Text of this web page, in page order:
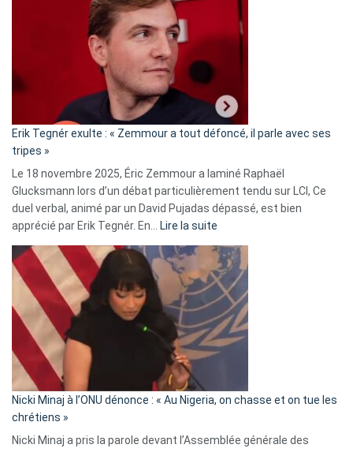
d’alliance
secrète
«
C’est
fake
news
»
Erik Tegnér exulte : « Zemmour a tout défoncé, il parle avec ses
tripes »
Le 18 novembre 2025, Éric Zemmour a laminé Raphaël
Glucksmann lors d’un débat particulièrement tendu sur LCI, Ce
duel verbal, animé par un David Pujadas dépassé, est bien
apprécié par Erik Tegnér. En…
Lire la suite
Tegnér
exulte
« Zemmour
a
tout
parle
ses
Nicki Minaj à l’ONU dénonce : « Au Nigeria, on chasse et on tue les
chrétiens »
Nicki Minaj a pris la parole devant l’Assemblée générale des